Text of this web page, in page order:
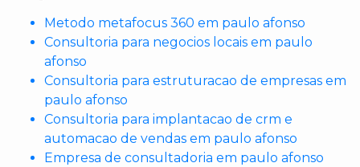
Metodo metafocus 360 em paulo afonso
Consultoria para negocios locais em paulo
afonso
Consultoria para estruturacao de empresas em
paulo afonso
Consultoria para implantacao de crm e
automacao de vendas em paulo afonso
Empresa de consultadoria em paulo afonso